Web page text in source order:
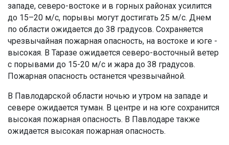
западе, северо-востоке и в горных районах усилится
до 15–20 м/с, порывы могут достигать 25 м/с. Днем
по области ожидается до 38 градусов. Сохраняется
чрезвычайная пожарная опасность, на востоке и юге -
высокая. В Таразе ожидается северо-восточный ветер
с порывами до 15-20 м/с и жара до 38 градусов.
Пожарная опасность останется чрезвычайной.
В Павлодарской области ночью и утром на западе и
севере ожидается туман. В центре и на юге сохранится
высокая пожарная опасность. В Павлодаре также
ожидается высокая пожарная опасность.